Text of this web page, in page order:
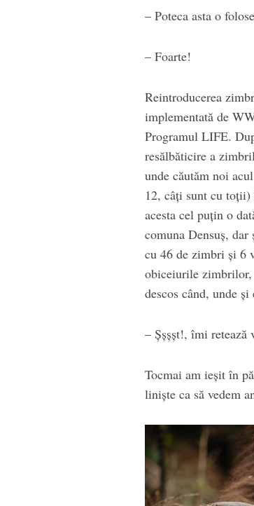
– Poteca asta o
– Foarte!
Reintroducerea
implementată de
Programul LIFE.
resălbăticire a
unde căutăm noi
12, câți sunt cu
acesta cel puțin o
comuna Densuș,
cu 46 de zimbri și 6
obiceiurile
descos când, unde
– Șșșșt!, îmi retează
Tocmai am ieșit în
liniște ca să vedem